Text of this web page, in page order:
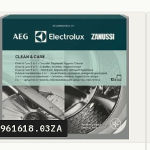
961618.03ZA